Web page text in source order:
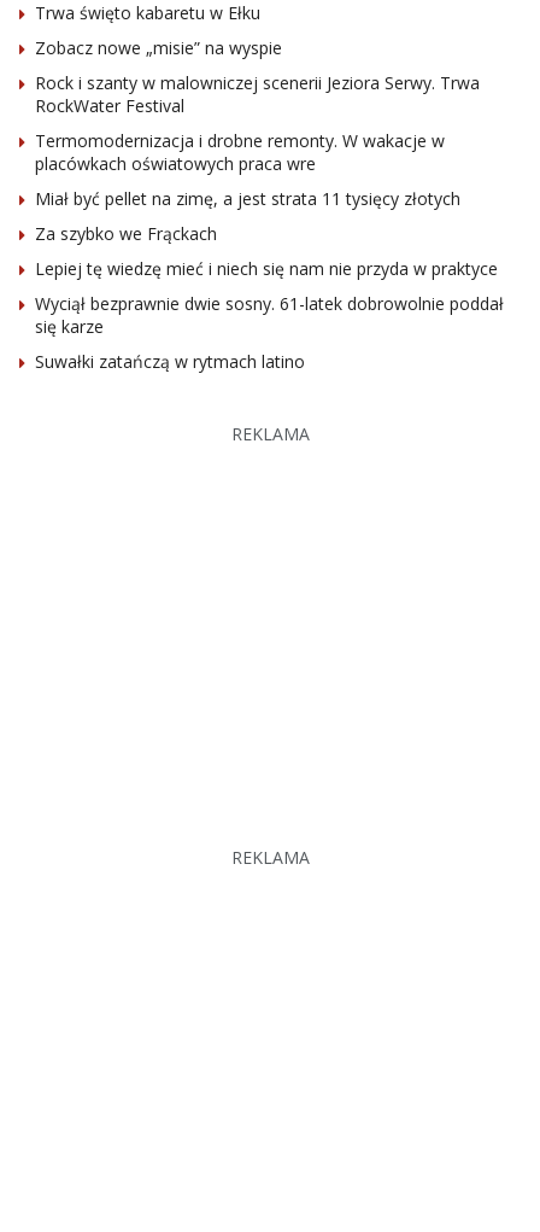
Trwa święto kabaretu w Ełku
Zobacz nowe „misie” na wyspie
Rock i szanty w malowniczej scenerii Jeziora Serwy. Trwa
RockWater Festival
Termomodernizacja i drobne remonty. W wakacje w
placówkach oświatowych praca wre
Miał być pellet na zimę, a jest strata 11 tysięcy złotych
Za szybko we Frąckach
Lepiej tę wiedzę mieć i niech się nam nie przyda w praktyce
Wyciął bezprawnie dwie sosny. 61-latek dobrowolnie poddał
się karze
Suwałki zatańczą w rytmach latino
REKLAMA
REKLAMA